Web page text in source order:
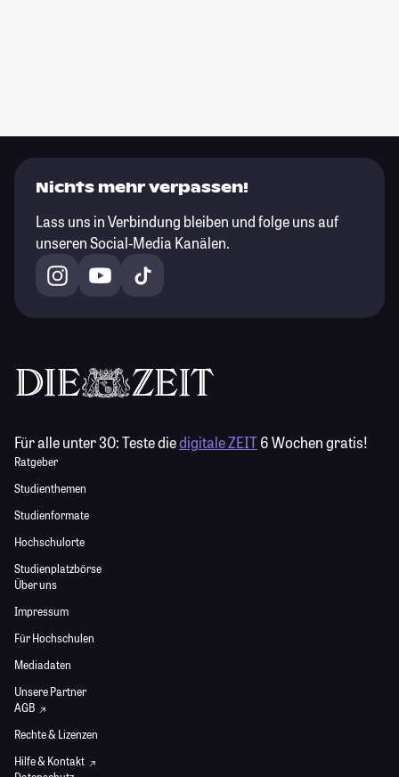
Nichts mehr verpassen!
Lass uns in Verbindung bleiben und folge uns auf
unseren Social-Media Kanälen.
Für alle unter 30:Teste diedigitale ZEIT6 Wochen gratis!
Ratgeber
Studienthemen
Studienformate
Hochschulorte
Studienplatzbörse
Über uns
Impressum
Für Hochschulen
Mediadaten
Unsere Partner
AGB
Rechte & Lizenzen
Hilfe & Kontakt